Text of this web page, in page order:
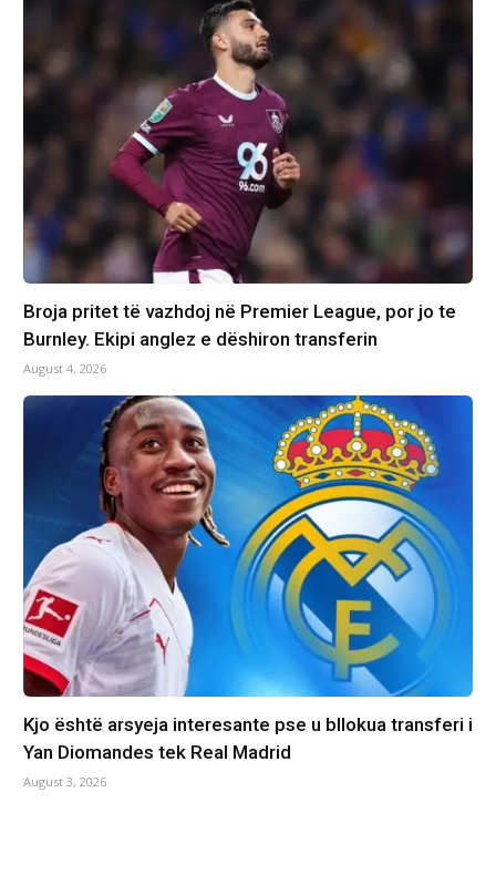
Broja pritet të vazhdoj në Premier League, por jo te
Burnley. Ekipi anglez e dëshiron transferin
August 4, 2026
Kjo është arsyeja interesante pse u bllokua transferi i
Yan Diomandes tek Real Madrid
August 3, 2026